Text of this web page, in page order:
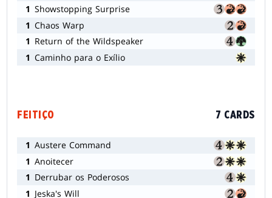
1 Showstopping Surprise
1 Chaos Warp
1 Return of the Wildspeaker
1 Caminho para o Exílio
FEITIÇO 7 CARDS
1 Austere Command
1 Anoitecer
1 Derrubar os Poderosos
1 Jeska's Will